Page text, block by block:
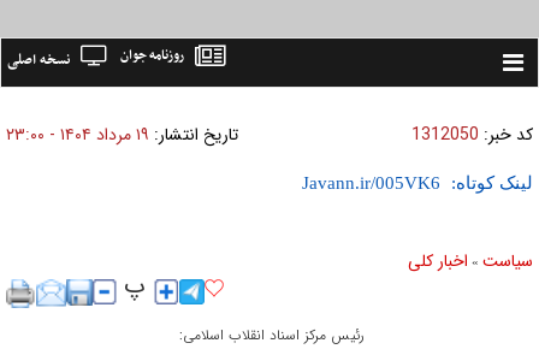
Toggle
نسخه اصلی روزنامه جوان
کد خبر: 1312050 تاریخ انتشار: ۱۹ مرداد ۱۴۰۴ - ۲۳:۰۰
لینک کوتاه:
سیاست » اخبار کلی
رئیس مرکز اسناد انقلاب اسلامی: